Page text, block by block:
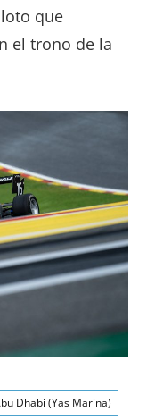
que
el trono de la
Dhabi (Yas Marina)